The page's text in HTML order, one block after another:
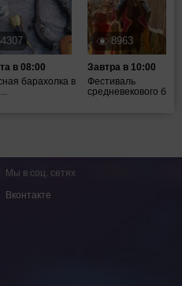
в 08:00
барахолка в
8963
Завтра в 10:00
Фестиваль
средневекового боя
Мы в соц. сетях
Вконтакте